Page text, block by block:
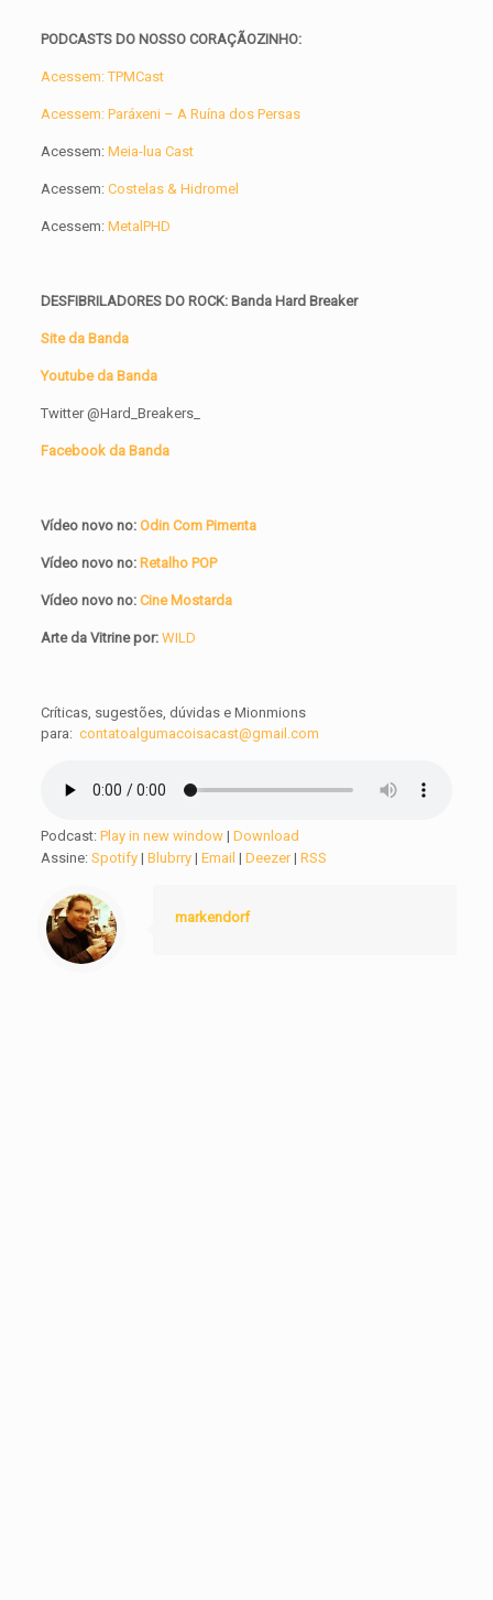
PODCASTS DO NOSSO CORAÇÃOZINHO:
Acessem: TPMCast
Acessem: Paráxeni – A Ruína dos Persas
Acessem: Meia-lua Cast
Acessem:Costelas & Hidromel
Acessem: MetalPHD
DESFIBRILADORES DO ROCK: Banda Hard Breaker
Site da Banda
Youtube da Banda
Twitter @Hard_Breakers_
Facebook da Banda
Vídeo novo no:Odin Com Pimenta
Vídeo novo no: Retalho POP
Vídeo novo no:Cine Mostarda
Arte da Vitrine por: WILD
Críticas, sugestões, dúvidas e Mionmions
para:contatoalgumacoisacast@gmail.com
Podcast:Play in new window |Download
Assine:Spotify |Blubrry |Email |Deezer|RSS
markendorf